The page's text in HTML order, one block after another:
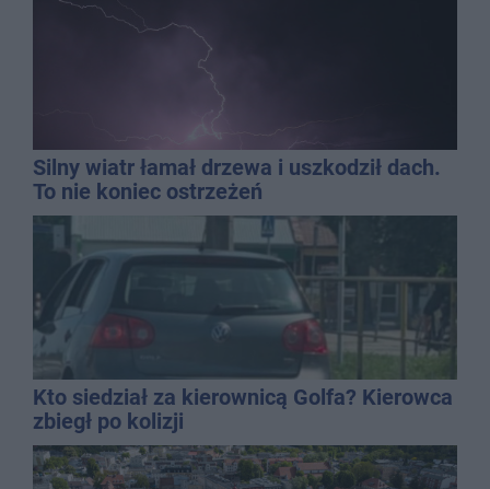
Silny wiatr łamał drzewa i uszkodził dach.
To nie koniec ostrzeżeń
Kto siedział za kierownicą Golfa? Kierowca
zbiegł po kolizji